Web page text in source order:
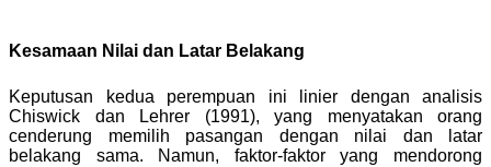
Kesamaan Nilai dan Latar Belakang
Keputusan kedua perempuan ini linier dengan analisis
Chiswick dan Lehrer (1991), yang menyatakan orang
cenderung memilih pasangan dengan nilai dan latar
belakang sama. Namun, faktor-faktor yang mendorong